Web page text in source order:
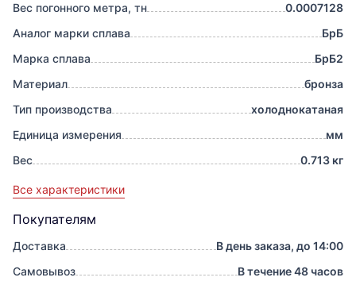
Вес погонного метра, тн
0.0007128
Аналог марки сплава
БрБ
Марка сплава
БрБ2
Материал
бронза
Тип производства
холоднокатаная
Единица измерения
мм
Вес
0.713 кг
Все характеристики
Покупателям
Доставка
В день заказа, до 14:00
Самовывоз
В течение 48 часов